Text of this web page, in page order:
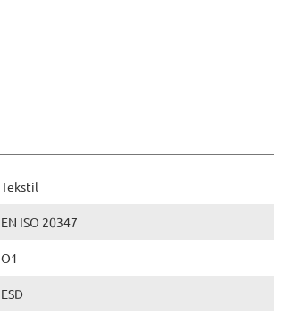
Tekstil
EN ISO 20347
O1
ESD